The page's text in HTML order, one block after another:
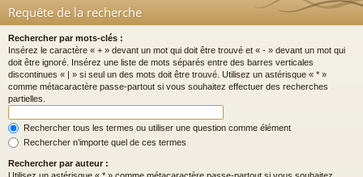
s
Requête de la recherche
Rechercher par mots-clés :
Insérez le caractère « + » devant un mot qui doit être trouvé et « - » devant un mot qui
doit être ignoré. Insérez une liste de mots séparés entre des barres verticales
discontinues « | » si seul un des mots doit être trouvé. Utilisez un astérisque « * »
comme métacaractère passe-partout si vous souhaitez effectuer des recherches
partielles.
Rechercher tous les termes ou utiliser une question comme élément
Rechercher n’importe quel de ces termes
Rechercher par auteur :